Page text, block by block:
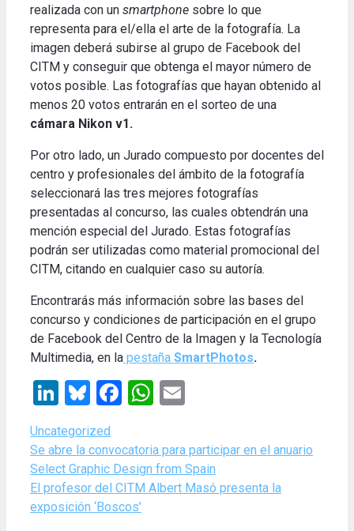
realizada con un smartphone sobre lo que
representa para el/ella el arte de la fotografía. La
imagen deberá subirse al grupo de Facebook del
CITM y conseguir que obtenga el mayor número de
votos posible. Las fotografías que hayan obtenido al
menos 20 votos entrarán en el sorteo de una
cámara Nikon v1.
Por otro lado, un Jurado compuesto por docentes del
centro y profesionales del ámbito de la fotografía
seleccionará las tres mejores fotografías
presentadas al concurso, las cuales obtendrán una
mención especial del Jurado. Estas fotografías
podrán ser utilizadas como material promocional del
CITM, citando en cualquier caso su autoría.
Encontrarás más información sobre las bases del
concurso y condiciones de participación en el grupo
de Facebook del Centro de la Imagen y la Tecnología
Multimedia, en la pestaña SmartPhotos.
LinkedIn
Bluesky
Facebook
WhatsApp
Categories
Uncategorized
Se abre la convocatoria para participar en el anuario
Select Graphic Design from Spain
El profesor del CITM Albert Masó presenta la
exposición ‘Boscos’